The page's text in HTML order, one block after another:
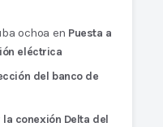
ochoa en Puesta a
eléctrica
del banco de
la conexión Delta del